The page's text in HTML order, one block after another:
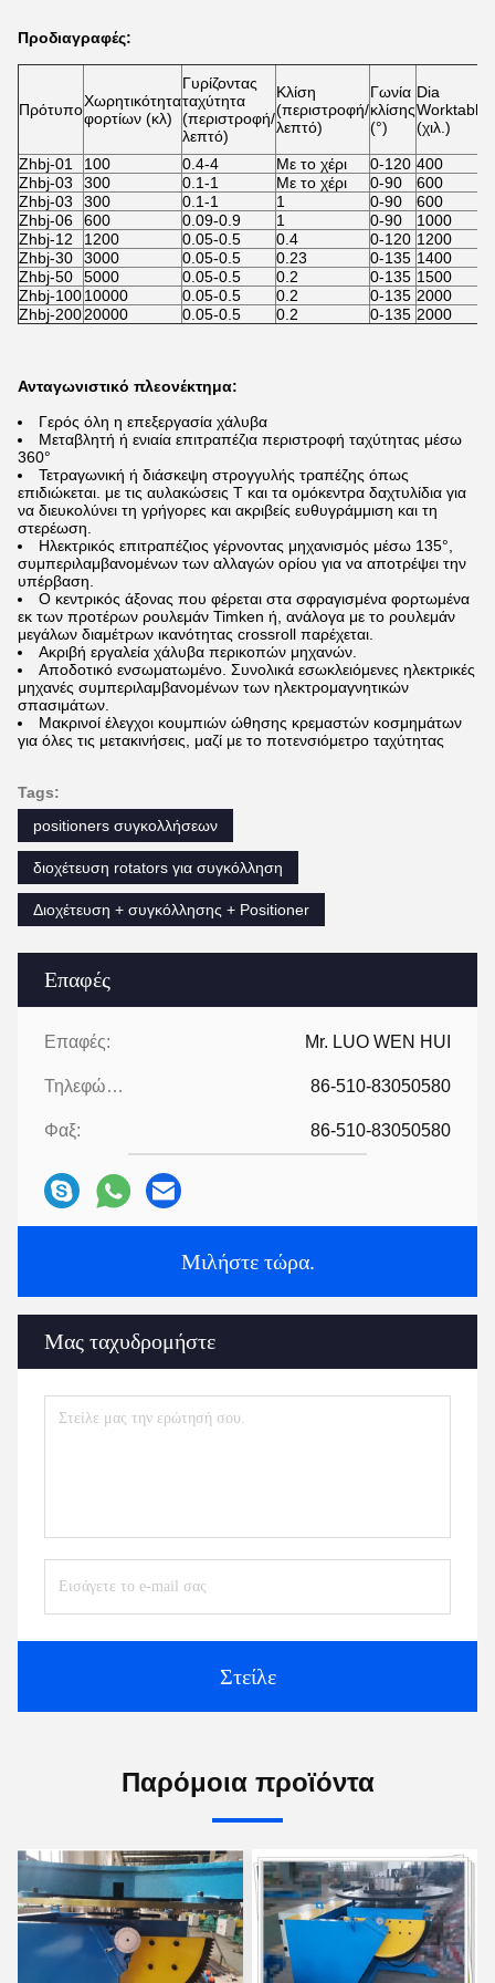
Επαφές
Επαφές: Mr. LUO WEN HUI
Τηλεφώνημα: 86-510-83050580
Φαξ: 86-510-83050580
Μιλήστε τώρα.
Μας ταχυδρομήστε
Στείλε
Προδιαγραφές:
ΠρότυποΧωρητικότητα
φορτίων (κλ)
Γυρίζοντας
ταχύτητα
(περιστροφή/
λεπτό)
Κλίση
(περιστροφή/
λεπτό)
Γωνία
κλίσης
(°)
Dia
Worktable.
(χιλ.)
Zhbj-01
100 0.4-4 Με το χέρι 0-120 400
Zhbj-03 300 0.1-1 Με το χέρι 0-90
600
Zhbj-03
300 0.1-1 1 0-90
600
Zhbj-06
600 0.09-0.9 1 0-90
1000
Zhbj-12
1200 0.05-0.5 0.4 0-120 1200
Zhbj-30
3000 0.05-0.5 0.23 0-135 1400
Zhbj-50
5000 0.05-0.5 0.2 0-135 1500
Zhbj-10010000 0.05-0.5 0.2 0-135 2000
Zhbj-20020000 0.05-0.5 0.2 0-135 2000
Ανταγωνιστικό πλεονέκτημα:
Γερός όλη η επεξεργασία χάλυβα
Μεταβλητή ή ενιαία επιτραπέζια περιστροφή ταχύτητας μέσω
360°
Τετραγωνική ή διάσκεψη στρογγυλής τραπέζης όπως
επιδιώκεται. με τις αυλακώσεις Τ και τα ομόκεντρα δαχτυλίδια για
να διευκολύνει τη γρήγορες και ακριβείς ευθυγράμμιση και τη
στερέωση.
Ηλεκτρικός επιτραπέζιος γέρνοντας μηχανισμός μέσω 135°,
συμπεριλαμβανομένων των αλλαγών ορίου για να αποτρέψει την
υπέρβαση.
Ο κεντρικός άξονας που φέρεται στα σφραγισμένα φορτωμένα
εκ των προτέρων ρουλεμάν Timken ή, ανάλογα με το ρουλεμάν
μεγάλων διαμέτρων ικανότητας crossroll παρέχεται.
Ακριβή εργαλεία χάλυβα περικοπών μηχανών.
Αποδοτικό ενσωματωμένο. Συνολικά εσωκλειόμενες ηλεκτρικές
μηχανές συμπεριλαμβανομένων των ηλεκτρομαγνητικών
σπασιμάτων.
Μακρινοί έλεγχοι κουμπιών ώθησης κρεμαστών κοσμημάτων
για όλες τις μετακινήσεις, μαζί με το ποτενσιόμετρο ταχύτητας
Tags:
positioners συγκολλήσεων
διοχέτευση rotators για συγκόλληση
Διοχέτευση + συγκόλλησης + Positioner
Παρόμοια προϊόντα